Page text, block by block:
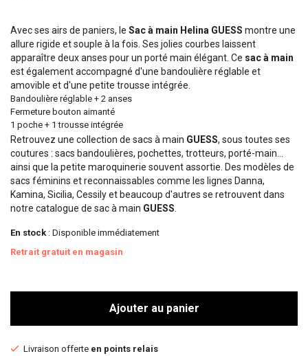
Avec ses airs de paniers, le Sac à main Helina GUESS montre une
allure rigide et souple à la fois. Ses jolies courbes laissent
apparaître deux anses pour un porté main élégant. Ce sac à main
est également accompagné d'une bandoulière réglable et
amovible et d'une petite trousse intégrée.
Bandoulière réglable + 2 anses
Fermeture bouton aimanté
1 poche + 1 trousse intégrée
Retrouvez une collection de sacs à main GUESS, sous toutes ses
coutures : sacs bandoulières, pochettes, trotteurs, porté-main...
ainsi que la petite maroquinerie souvent assortie. Des modèles de
sacs féminins et reconnaissables comme les lignes Danna,
Kamina, Sicilia, Cessily et beaucoup d'autres se retrouvent dans
notre catalogue de sac à main GUESS.
En stock : Disponible immédiatement
Retrait gratuit en magasin
Ajouter au panier
Livraison offerte en points relais